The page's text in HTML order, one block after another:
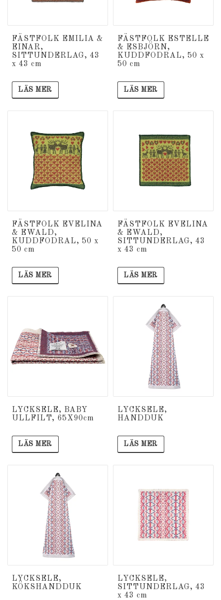
FÄSTFOLK EMILIA &
EINAR,
SITTUNDERLAG, 43
x 43 cm
LÄS MER
FÄSTFOLK ESTELLE
& ESBJÖRN,
KUDDFODRAL, 50 x
50 cm
LÄS MER
FÄSTFOLK EVELINA
& EWALD,
KUDDFODRAL, 50 x
50 cm
LÄS MER
FÄSTFOLK EVELINA
& EWALD,
SITTUNDERLAG, 43
x 43 cm
LÄS MER
LYCKSELE, BABY
ULLFILT, 65X90cm
LÄS MER
LYCKSELE,
HANDDUK
LÄS MER
LYCKSELE,
KÖKSHANDDUK
LYCKSELE,
SITTUNDERLAG, 43
x 43 cm